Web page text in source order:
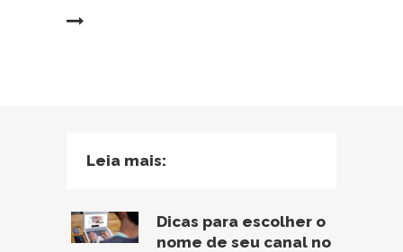
Leia mais:
Dicas para escolher o
nome de seu canal no